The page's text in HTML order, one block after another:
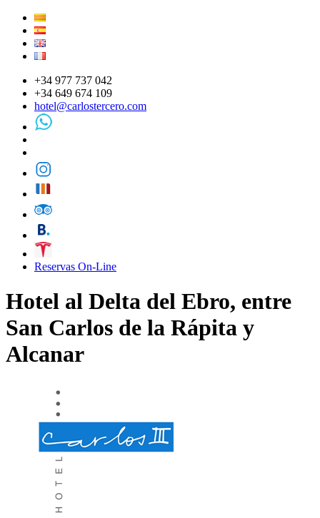
+34 977 737 042
+34 649 674 109
hotel@carlostercero.com
Reservas On-Line
Hotel al Delta del Ebro, entre
San Carlos de la Rápita y
Alcanar